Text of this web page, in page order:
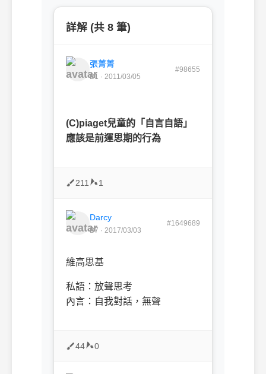
詳解 (共 8 筆)
張菁菁
B1 · 2011/03/05
#98655
(C)piaget兒童的「自言自語」
應該是前運思期的行為
211 1
Darcy
B7 · 2017/03/03
#1649689
維高思基
私語：放聲思考
內言：自我對話，無聲
44 0